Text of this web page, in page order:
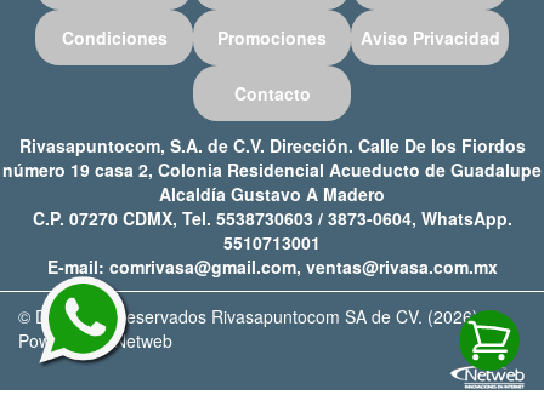
Condiciones Promociones Aviso Privacidad
Contacto
Rivasapuntocom, S.A. de C.V. Dirección. Calle De los Fiordos
número 19 casa 2, Colonia Residencial Acueducto de Guadalupe
Alcaldía Gustavo A Madero
C.P. 07270 CDMX, Tel. 5538730603 / 3873-0604, WhatsApp.
5510713001
E-mail: comrivasa@gmail.com, ventas@rivasa.com.mx
© Derechos Reservados Rivasapuntocom SA de CV. (2026)
Powered by Netweb